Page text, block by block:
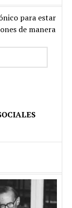
para estar
de manera